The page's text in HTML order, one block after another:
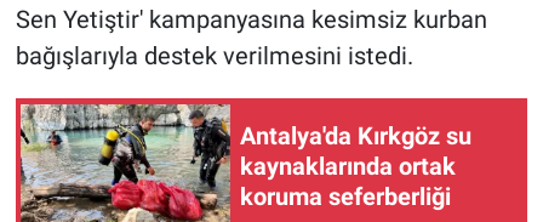
Sen Yetiştir' kampanyasına kesimsiz kurban
bağışlarıyla destek verilmesini istedi.
Antalya'da Kırkgöz su
kaynaklarında ortak
koruma seferberliği